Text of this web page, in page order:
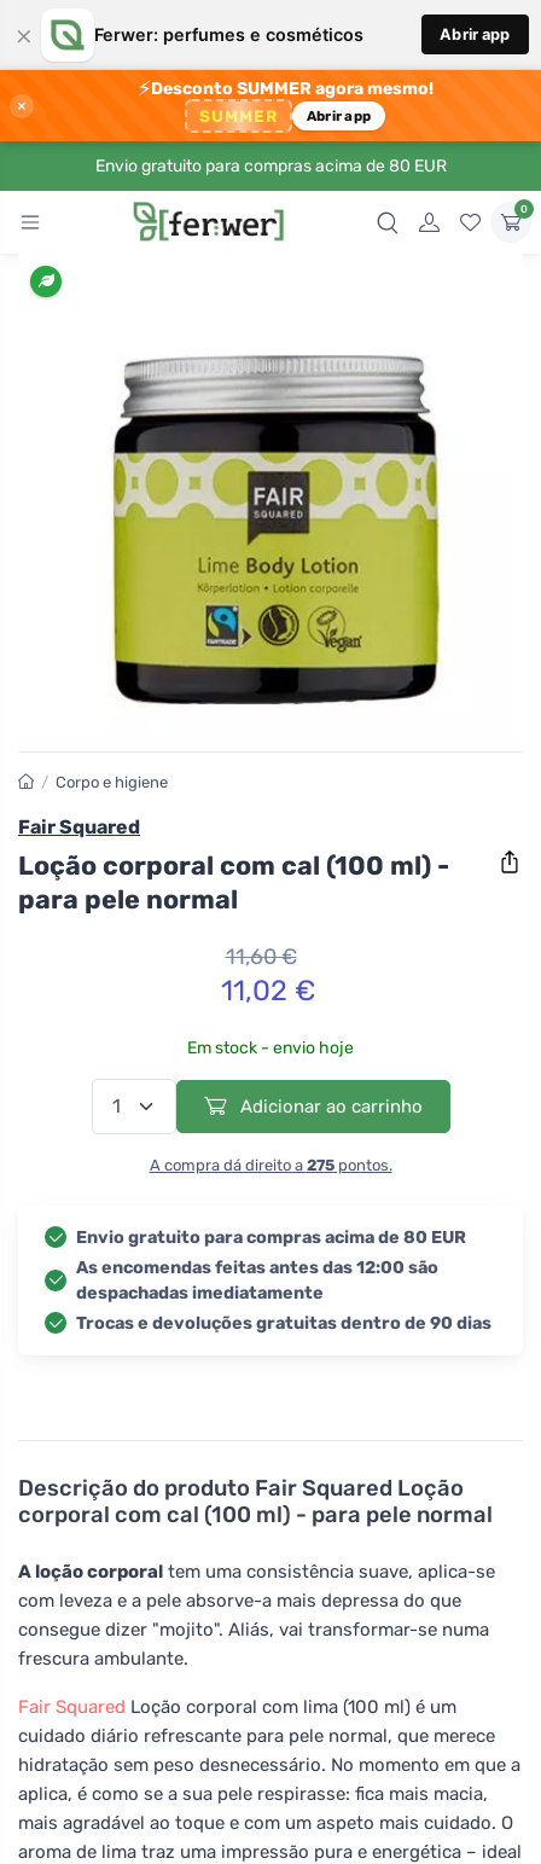
× Ferwer: perfumes e cosméticos Abrir app
×
⚡Desconto SUMMER agora mesmo!
SUMMER Abrir app
Envio gratuito para compras acima de 80 EUR
0
Descrição do produto Fair Squared Loção
corporal com cal (100 ml) - para pele normal
A loção corporal tem uma consistência suave, aplica-se
com leveza e a pele absorve-a mais depressa do que
consegue dizer "mojito". Aliás, vai transformar-se numa
frescura ambulante.
Fair Squared Loção corporal com lima (100 ml) é um
cuidado diário refrescante para pele normal, que merece
hidratação sem peso desnecessário. No momento em que a
aplica, é como se a sua pele respirasse: fica mais macia,
mais agradável ao toque e com um aspeto mais cuidado. O
aroma de lima traz uma impressão pura e energética – ideal
/ Corpo e higiene
Fair Squared
Loção corporal com cal (100 ml) -
para pele normal
11,60 €
11,02 €
Em stock - envio hoje
Adicionar ao carrinho
A compra dá direito a 275pontos.
Envio gratuito para compras acima de 80 EUR
As encomendas feitas antes das 12:00 são
despachadas imediatamente
Trocas e devoluções gratuitas dentro de 90 dias